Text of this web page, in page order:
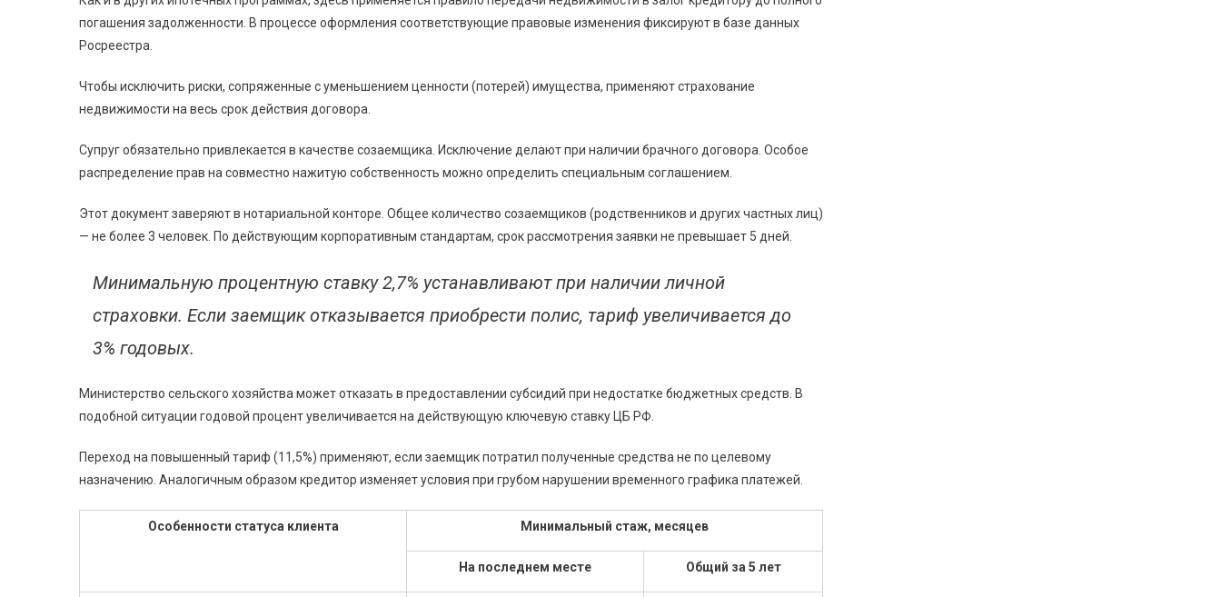
погашения задолженности. В процессе оформления соответствующие правовые изменения фиксируют в базе данных
Росреестра.
Чтобы исключить риски, сопряженные с уменьшением ценности (потерей) имущества, применяют страхование
недвижимости на весь срок действия договора.
Супруг обязательно привлекается в качестве созаемщика. Исключение делают при наличии брачного договора. Особое
распределение прав на совместно нажитую собственность можно определить специальным соглашением.
Этот документ заверяют в нотариальной конторе. Общее количество созаемщиков (родственников и других частных лиц)
— не более 3 человек. По действующим корпоративным стандартам, срок рассмотрения заявки не превышает 5 дней.
Минимальную процентную ставку 2,7% устанавливают при наличии личной
страховки. Если заемщик отказывается приобрести полис, тариф увеличивается до
3% годовых.
Министерство сельского хозяйства может отказать в предоставлении субсидий при недостатке бюджетных средств. В
подобной ситуации годовой процент увеличивается на действующую ключевую ставку ЦБ РФ.
Переход на повышенный тариф (11,5%) применяют, если заемщик потратил полученные средства не по целевому
назначению. Аналогичным образом кредитор изменяет условия при грубом нарушении временного графика платежей.
Особенности статуса клиента Минимальный стаж, месяцев
На последнем месте Общий за 5 лет